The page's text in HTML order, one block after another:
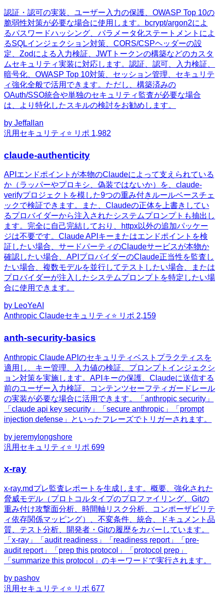
認証・認可の実装、ユーザー入力の保護、OWASP Top 10の
脆弱性対策が必要な場合に使用します。bcrypt/argon2によ
るパスワードハッシング、パラメータ化ステートメントによ
るSQLインジェクション対策、CORS/CSPヘッダーの設
定、Zodによる入力検証、JWTトークンの構築などのカスタ
ムセキュリティ実装に対応します。認証、認可、入力検証、
暗号化、OWASP Top 10対策、セッション管理、セキュリテ
ィ強化全般で活用できます。ただし、構築済みの
OAuth/SSO統合や単独のセキュリティ監査が必要な場合
は、より特化したスキルの検討をお勧めします。
by Jeffallan
汎用 セキュリティ ⭐ リポ 1,982
claude-authenticity
APIエンドポイントが本物のClaudeによって支えられている
か（ラッパーやプロキシ、偽装ではないか）を、claude-
verifyプロジェクトを模した9つの重み付きルールベースチェ
ックで検証できます。また、Claudeの正体を上書きしてい
るプロバイダーから注入されたシステムプロンプトも抽出し
ます。完全に自己完結しており、httpx以外の追加パッケー
ジは不要です。Claude APIキーまたはエンドポイントを検
証したい場合、サードパーティのClaudeサービスが本物か
確認したい場合、APIプロバイダーのClaude正当性を監査し
たい場合、複数モデルを並行してテストしたい場合、または
プロバイダーが注入したシステムプロンプトを特定したい場
合に使用できます。
by LeoYeAI
Anthropic Claudeセキュリティ ⭐ リポ 2,159
anth-security-basics
Anthropic Claude APIのセキュリティベストプラクティスを
適用し、キー管理、入力値の検証、プロンプトインジェクシ
ョン対策を実施します。APIキーの保護、Claudeに送信する
前のユーザー入力検証、コンテンツセーフティガードレール
の実装が必要な場合に活用できます。「anthropic security」
「claude api key security」「secure anthropic」「prompt
injection defense」といったフレーズでトリガーされます。
by jeremylongshore
汎用 セキュリティ ⭐ リポ 699
x-ray
x-ray.mdプレ監査レポートを生成します。概要、強化された
脅威モデル（プロトコルタイプのプロファイリング、Gitの
重み付け攻撃面分析、時間軸リスク分析、コンポーザビリテ
ィ依存関係マッピング）、不変条件、統合、ドキュメント品
質、テスト分析、開発者・Gitの履歴をカバーしています。
「x-ray」「audit readiness」「readiness report」「pre-
audit report」「prep this protocol」「protocol prep」
「summarize this protocol」のキーワードで実行されます。
by pashov
汎用 セキュリティ ⭐ リポ 677